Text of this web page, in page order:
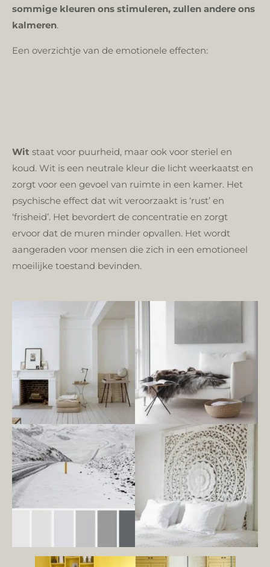
sommige kleuren ons stimuleren, zullen andere ons
kalmeren.
Een overzichtje van de emotionele effecten:
Wit staat voor puurheid, maar ook voor steriel en
koud. Wit is een neutrale kleur die licht weerkaatst en
zorgt voor een gevoel van ruimte in een kamer. Het
psychische effect dat wit veroorzaakt is ‘rust’ en
‘frisheid’. Het bevordert de concentratie en zorgt
ervoor dat de muren minder opvallen. Het wordt
aangeraden voor mensen die zich in een emotioneel
moeilijke toestand bevinden.